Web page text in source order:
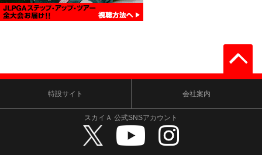
特設サイト 会社案内
スカイＡ 公式SNSアカウント